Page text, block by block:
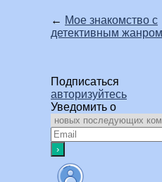
← Мое знакомство с
детективным жанром
Подписаться
авторизуйтесь
Уведомить о